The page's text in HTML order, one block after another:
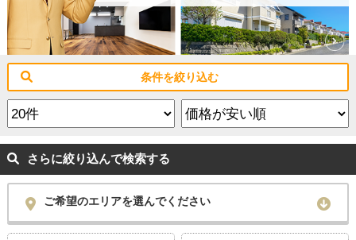
条件を絞り込む
さらに絞り込んで検索する
ご希望のエリアを選んでください